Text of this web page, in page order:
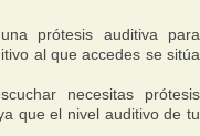
prótesis auditiva para
al que accedes se sitúa
necesitas prótesis
que el nivel auditivo de tu